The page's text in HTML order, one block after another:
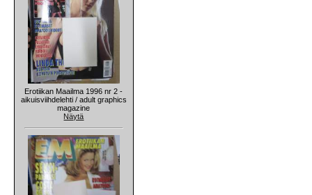
Erotiikan Maailma 1996 nr 2 -
aikuisviihdelehti / adult graphics
magazine
Näytä